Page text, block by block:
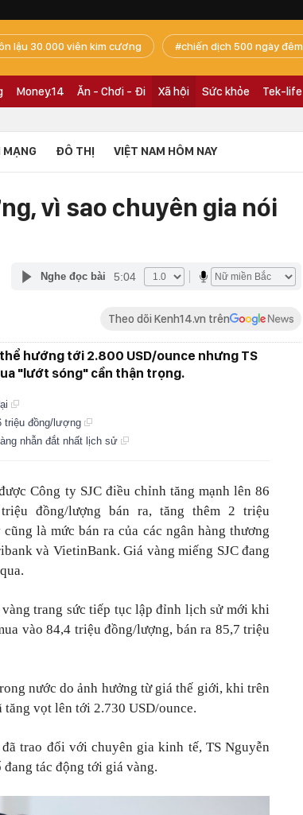
lậu 30.000 viên kim cương chiến dịch 500 ngày đêm
Money.14 Ăn - Chơi - Đi Xã hội Sức khỏe Tek-life
MẠNG ĐÔ THỊ VIỆT NAM HÔM NAY
vì sao chuyên gia nói
Nghe đọc bài 5:04
Theo dõi Kenh14.vn trên
hướng tới 2.800 USD/ounce nhưng TS
"lướt sóng" cần thận trọng.
triệu đồng/lượng
nhẫn đắt nhất lịch sử
Công ty SJC điều chỉnh tăng mạnh lên 86
đồng/lượng bán ra, tăng thêm 2 triệu
là mức bán ra của các ngân hàng thương
và VietinBank. Giá vàng miếng SJC đang
trang sức tiếp tục lập đỉnh lịch sử mới khi
vào 84,4 triệu đồng/lượng, bán ra 85,7 triệu
nước do ảnh hưởng từ giá thế giới, khi trên
vọt lên tới 2.730 USD/ounce.
đã trao đổi với chuyên gia kinh tế, TS Nguyễn
tác động tới giá vàng.